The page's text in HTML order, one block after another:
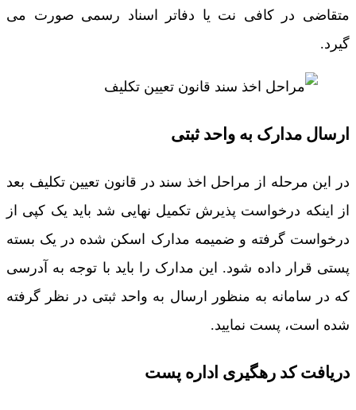
متقاضی در کافی نت یا دفاتر اسناد رسمی صورت می
گیرد.
ارسال مدارک به واحد ثبتی
در این مرحله از مراحل اخذ سند در قانون تعیین تکلیف بعد
از اینکه درخواست پذیرش تکمیل نهایی شد باید یک کپی از
درخواست گرفته و ضمیمه مدارک اسکن شده در یک بسته
پستی قرار داده شود. این مدارک را باید با توجه به آدرسی
که در سامانه به منظور ارسال به واحد ثبتی در نظر گرفته
شده است، پست نمایید.
دریافت کد رهگیری اداره پست